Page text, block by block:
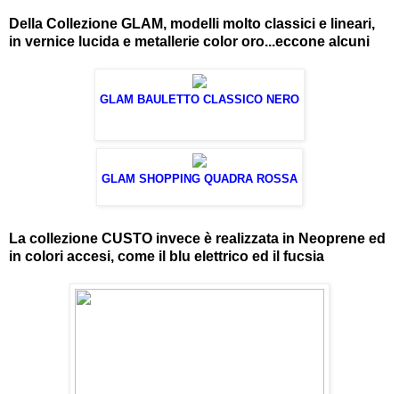
Della Collezione GLAM, modelli molto classici e lineari,
in vernice lucida e metallerie color oro...eccone alcuni
GLAM BAULETTO CLASSICO NERO
GLAM SHOPPING QUADRA ROSSA
La collezione CUSTO invece è realizzata in Neoprene ed
in colori accesi, come il blu elettrico ed il fucsia